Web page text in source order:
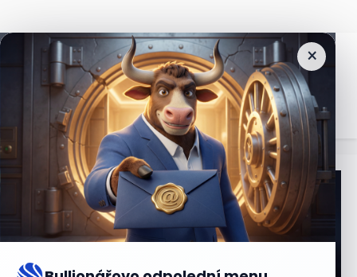
×
Nejčtenějšízprávy